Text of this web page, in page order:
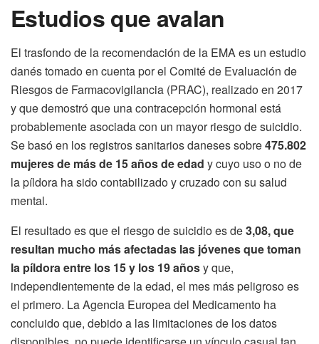
Estudios que avalan
El trasfondo de la recomendación de la EMA es un estudio
danés tomado en cuenta por el Comité de Evaluación de
Riesgos de Farmacovigilancia (PRAC), realizado en 2017
y que demostró que una contracepción hormonal está
probablemente asociada con un mayor riesgo de suicidio.
Se basó en los registros sanitarios daneses sobre475.802
mujeres de más de 15 años de edad y cuyo uso o no de
la píldora ha sido contabilizado y cruzado con su salud
mental.
El resultado es que el riesgo de suicidio es de3,08, que
resultan mucho más afectadas las jóvenes que toman
la píldora entre los 15 y los 19 añosy que,
independientemente de la edad, el mes más peligroso es
el primero. La Agencia Europea del Medicamento ha
concluido que, debido a las limitaciones de los datos